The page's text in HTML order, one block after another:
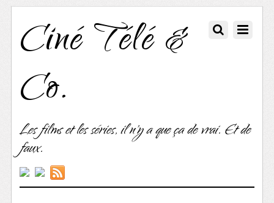
Ciné Télé &
Co.
Les films et les séries, il n'y a que ça de vrai. Et de
faux.